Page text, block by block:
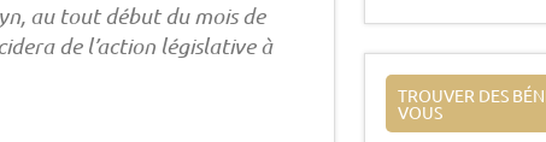
au tout début du mois de
de l’action législative à
TROUVER DES
VOUS